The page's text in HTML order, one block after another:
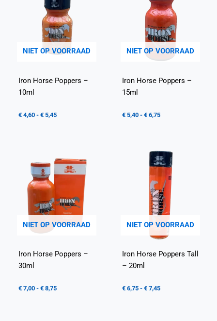
NIET OP VOORRAAD
Iron Horse Poppers –
10ml
€4,60- €5,45
NIET OP VOORRAAD
Iron Horse Poppers –
15ml
€5,40- €6,75
NIET OP VOORRAAD
Iron Horse Poppers –
30ml
€7,00- €8,75
NIET OP VOORRAAD
Iron Horse Poppers Tall
– 20ml
€6,75- €7,45